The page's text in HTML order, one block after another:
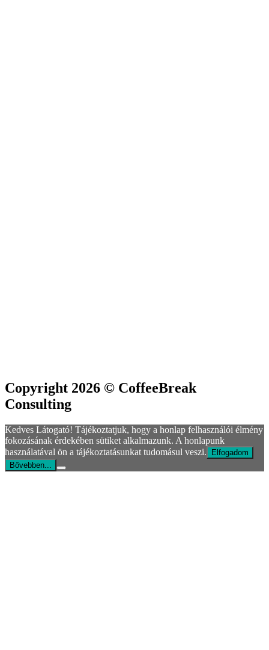
Copyright 2026 © CoffeeBreak
Consulting
Kedves Látogató! Tájékoztatjuk, hogy a honlap felhasználói élmény
fokozásának érdekében sütiket alkalmazunk. A honlapunk
használatával ön a tájékoztatásunkat tudomásul veszi.
Elfogadom
Bővebben...